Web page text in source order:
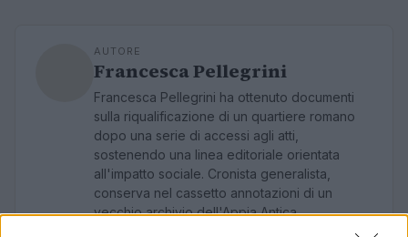
AUTORE
Francesca Pellegrini
Francesca Pellegrini ha ottenuto documenti
sulla riqualificazione di un quartiere romano
dopo una serie di accessi agli atti,
sostenendo una linea editoriale orientata
all'impatto sociale. Cronista generalista,
conserva nel cassetto annotazioni di un
vecchio archivio dell'Appia Antica.